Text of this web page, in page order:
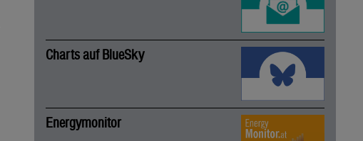
Charts auf BlueSky
Energymonitor